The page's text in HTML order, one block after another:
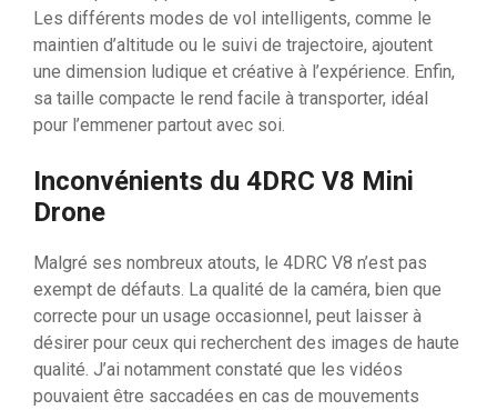
Les différents modes de vol intelligents, comme le
maintien d’altitude ou le suivi de trajectoire, ajoutent
une dimension ludique et créative à l’expérience. Enfin,
sa taille compacte le rend facile à transporter, idéal
pour l’emmener partout avec soi.
Inconvénients du 4DRC V8 Mini
Drone
Malgré ses nombreux atouts, le 4DRC V8 n’est pas
exempt de défauts. La qualité de la caméra, bien que
correcte pour un usage occasionnel, peut laisser à
désirer pour ceux qui recherchent des images de haute
qualité. J’ai notamment constaté que les vidéos
pouvaient être saccadées en cas de mouvements